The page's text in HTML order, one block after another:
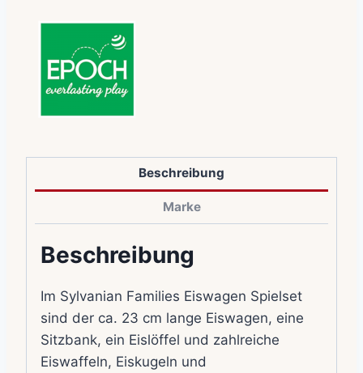
Beschreibung
Marke
Beschreibung
Im Sylvanian Families Eiswagen Spielset
sind der ca. 23 cm lange Eiswagen, eine
Sitzbank, ein Eislöffel und zahlreiche
Eiswaffeln, Eiskugeln und